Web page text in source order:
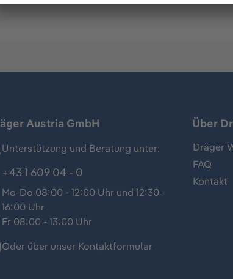
Austria GmbH
Unterstützung und Beratung unter:
+43 1 609 04 - 0
Mo-Do 08:00 - 12:00 Uhr und 12:30 -
16:00 Uhr
Fr 08:00 - 13:00 Uhr
Oder über unser Kontaktformular
Über
Dräger
FAQ
Kontakt